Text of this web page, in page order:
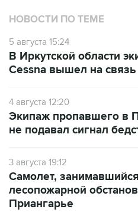
НОВОСТИ ПО ТЕМЕ
5 августа 15:24
В Иркутской области
Cessna вышел на связь
4 августа 12:20
Экипаж пропавшего в
не подавал сигнал
3 августа 19:12
Самолет,
лесопожарной
Приангарье